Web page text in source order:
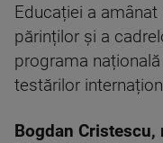
Educației a
părinților și a
programa
testărilor
Bogdan